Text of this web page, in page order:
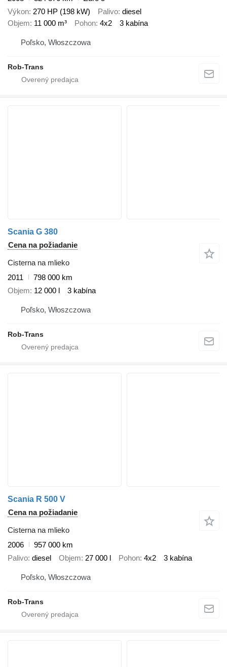
Výkon 270 HP (198 kW) Palivo diesel
Objem 11 000 m³ Pohon 4x2 3 kabína
Poľsko, Włoszczowa
Rob-Trans
Scania G 380
Cena na požiadanie
Cisterna na mlieko
2011
798 000 km
Objem 12 000 l 3 kabína
Poľsko, Włoszczowa
Rob-Trans
Scania R 500 V
Cena na požiadanie
Cisterna na mlieko
2006
957 000 km
Palivo diesel Objem 27 000 l Pohon 4x2 3 kabína
Poľsko, Włoszczowa
Rob-Trans